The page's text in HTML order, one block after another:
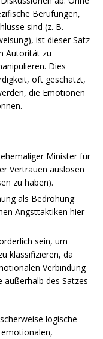
Berufungen,
sind (z. B.
ist dieser Satz
Autorität zu
Dies
oft geschätzt,
die Emotionen
Minister für
Vertrauen auslösen
zu haben).
als Bedrohung
Angsttaktiken hier
sein, um
klassifizieren, da
Verbindung
des Satzes
logische